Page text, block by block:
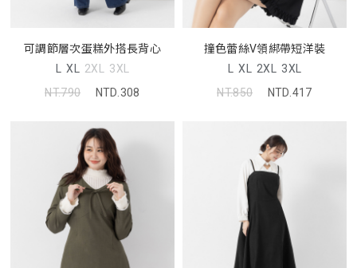
可調節層次蛋糕外搭長背心
L XL 2XL 3XL
NT.790
NTD.308
撞色蕾絲V領綁帶短洋裝
L XL 2XL 3XL
NT.850
NTD.417